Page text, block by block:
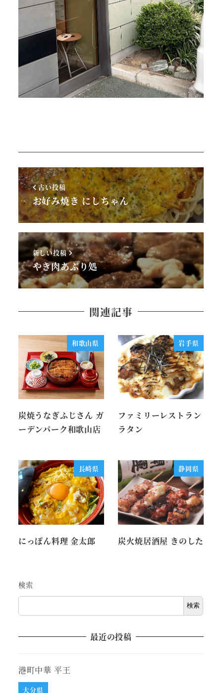
古い投稿
お好み焼き にしちゃん
新しい投稿
やき肉あぶり処
関連記事
和歌山県
炭焼うなぎふじさん ガ
ーデンパーク和歌山店
岩手県
ファミリーレストラン
ラタン
長崎県
にっぽん料理 金太郎
静岡県
炭火焼居酒屋 きのした
検索
検索
最近の投稿
港町中華 平王
大分県